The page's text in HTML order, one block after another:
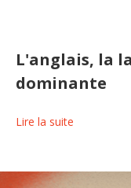
L'anglais, la
dominante
Lire la suite